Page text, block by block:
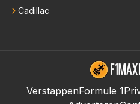
Cadillac
VerstappenFormule 1